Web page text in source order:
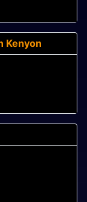
Kenyon